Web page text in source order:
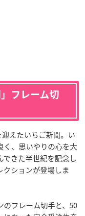
フレーム切
えたいちご新聞。い
く、思いやりの心を大
きた半世紀を記念し
ションが登場しま
のフレーム切手と、50